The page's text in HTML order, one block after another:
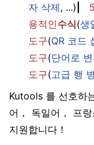
자 삭제, ...)
용적인수식(생
도구(QR 코드
도구(단어로
도구(고급 행
Kutools 를 선호하
어， 독일어， 프
지원합니다！